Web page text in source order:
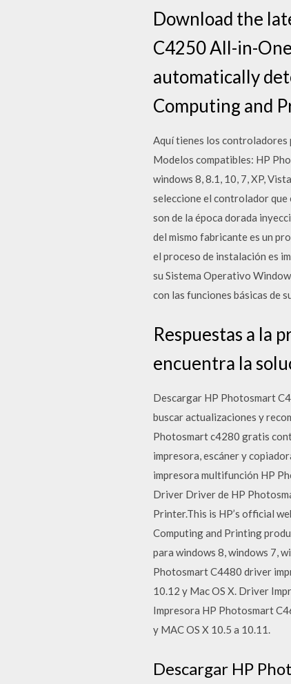
Download the
C4250 All-in-
automatically
Computing and
Aquí tienes los controladores
Modelos compatibles: HP
windows 8, 8.1, 10, 7, XP,
seleccione el controlador
son de la época dorada
del mismo fabricante es un
el proceso de instalación es
su Sistema Operativo
con las funciones básicas de
Respuestas a la
encuentra la
Descargar HP Photosmart
buscar actualizaciones y
Photosmart c4280 gratis
impresora, escáner y
impresora multifunción HP
Driver Driver de HP
Printer.This is HP’s official
Computing and Printing
para windows 8, windows 7,
Photosmart C4480 driver
10.12 y Mac OS X. Driver
Impresora HP Photosmart
y MAC OS X 10.5 a 10.11.
Descargar HP